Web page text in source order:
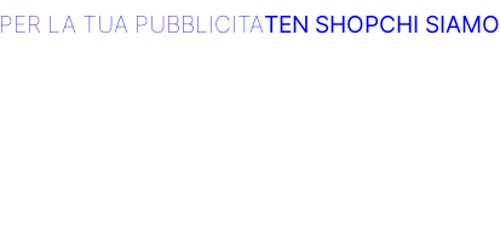
PER LA TUA PUBBLICITATEN SHOPCHI SIAMO